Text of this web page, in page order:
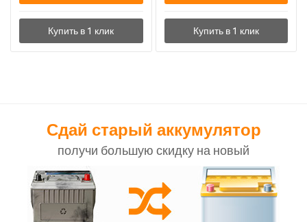
Сдай старый аккумулятор
получи большую скидку на новый